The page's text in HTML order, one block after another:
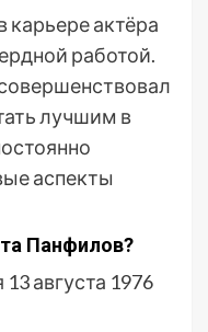
актёра
работой.
лучшим в
аспекты
Панфилов?
августа 1976